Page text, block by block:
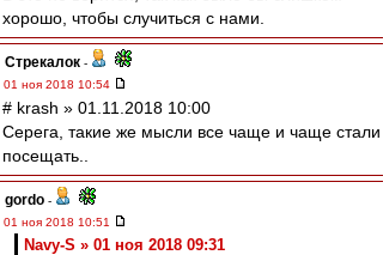
хорошо, чтобы случиться с нами.
Стрекалок -
01 ноя 2018 10:54
# krash » 01.11.2018 10:00
Серега, такие же мысли все чаще и чаще стали
посещать..
gordo -
01 ноя 2018 10:51
Navy-S » 01 ноя 2018 09:31